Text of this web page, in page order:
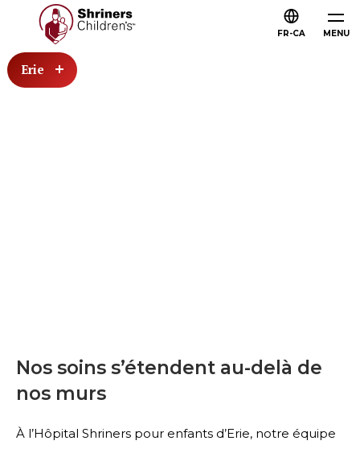
MENU
FR-CA
Erie
Nos soins s’étendent au-delà de
nos murs
À l’Hôpital Shriners pour enfants d’Erie, notre équipe